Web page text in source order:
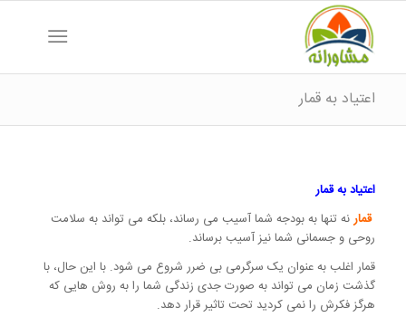
اعتیاد به قمار
اعتیاد به قمار
قمارنه تنها به بودجه شما آسیب می رساند، بلکه می تواند به سلامت
روحی و جسمانی شما نیز آسیب برساند.
قمار اغلب به عنوان یک سرگرمی بی ضرر شروع می شود. با این حال، با
گذشت زمان می تواند به صورت جدی زندگی شما را به روش هایی که
هرگز فکرش را نمی کردید تحت تاثیر قرار دهد.